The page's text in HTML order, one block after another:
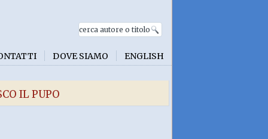
DOVE SIAMO ENGLISH
IL PUPO